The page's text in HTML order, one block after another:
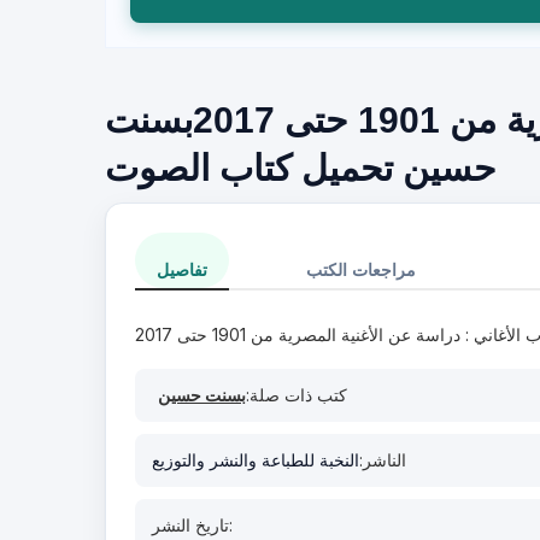
كتاب الأغاني : دراسة عن الأغنية المصرية من 1901 حتى 2017بسنت
حسين تحميل كتاب الصوت
تفاصيل مراجعات الكتب
الأغاني : دراسة عن الأغنية المصرية من 1901 حتى 2017
كتب ذات صلة:بسنت حسين
الناشر:النخبة للطباعة والنشر والتوزيع
تاريخ النشر: